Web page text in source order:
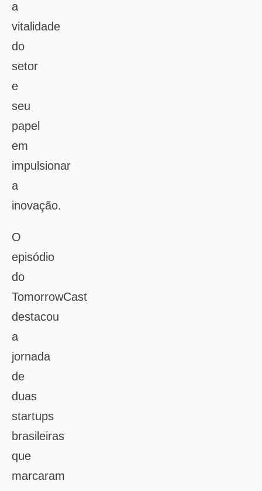
a
vitalidade
do
setor
e
seu
papel
em
impulsionar
a
inovação.
O
episódio
do
TomorrowCast
destacou
a
jornada
de
duas
startups
brasileiras
que
marcaram